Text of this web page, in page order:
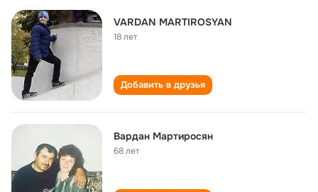
VARDAN MARTIROSYAN
18 лет
Добавить в друзья
Вардан Мартиросян
68 лет